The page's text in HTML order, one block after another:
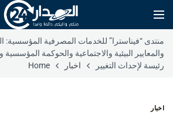
منتدى “فيناسترا” للخدمات المصرفية المؤسسية:
والمعايير البيئية والاجتماعية والحوكمة
رئيسة لإحداث التغيير
اخبار Home
اخبار